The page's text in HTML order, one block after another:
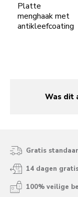
Platte
menghaak met
antikleefcoating
Was dit
yes
no
Gratis
14 dagen
100% veilige